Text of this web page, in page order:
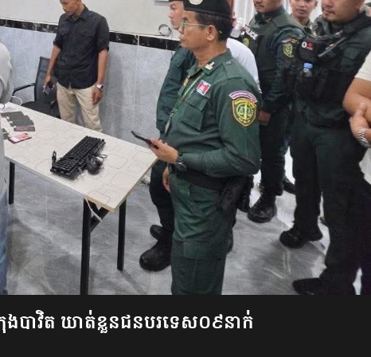
បា​វិត ឃាត់ខ្លួន​ជនបរទេស​០៩​នាក់